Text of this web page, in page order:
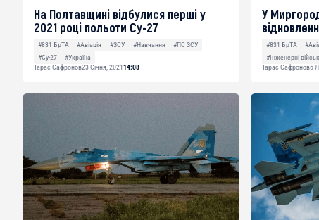
На Полтавщині відбулися перші у
2021 році польоти Су-27
#831 БрТА #Авіація #ЗСУ #Навчання
#ПС ЗСУ
#Су-27
#Україна
Тарас Сафронов23 Січня, 202114:08
У
#831 БрТА
#Інженерні
Тарас Сафронов6